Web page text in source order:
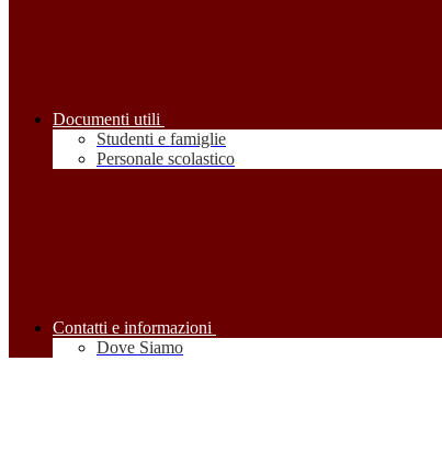
Documenti utili
Studenti e famiglie
Personale scolastico
Contatti e informazioni
Dove Siamo